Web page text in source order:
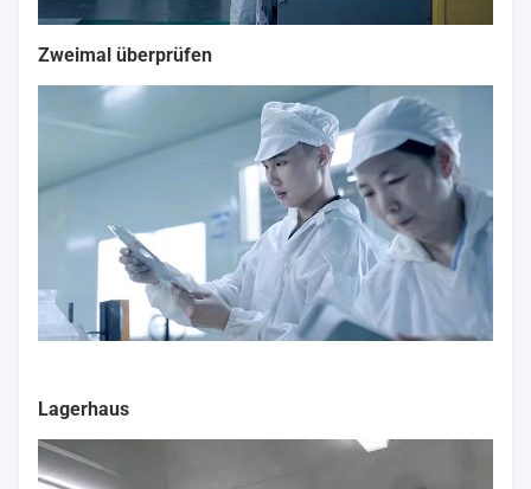
Zweimal überprüfen
Lagerhaus